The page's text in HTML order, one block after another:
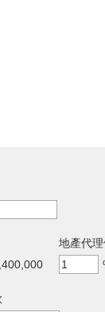
地產代